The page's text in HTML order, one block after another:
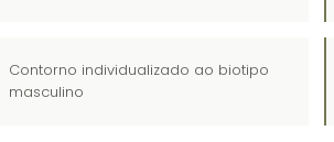
Contorno individualizado ao biotipo
masculino